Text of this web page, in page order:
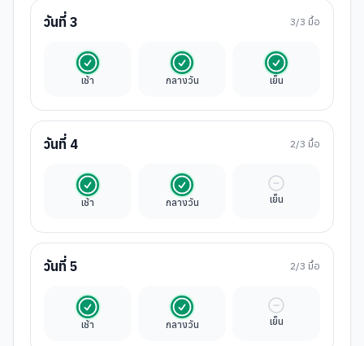
วันที่ 3 3/3 มื้อ
เช้า
รวมในค่าทัวร์
กลางวัน
รวมในค่าทัวร์
เย็น
รวมในค่าทัวร์
วันที่ 4 2/3 มื้อ
เช้า
รวมในค่าทัวร์
กลางวัน
รวมในค่าทัวร์
เย็น
มื้ออิสระ
วันที่ 5 2/3 มื้อ
เช้า
รวมในค่าทัวร์
กลางวัน
รวมในค่าทัวร์
เย็น
มื้ออิสระ